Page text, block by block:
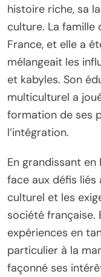
histoire riche, sa
culture. La famille
France, et elle a
mélangeait les
et kabyles. Son
multiculturel a
formation de ses
l’intégration.
En grandissant
face aux défis liés
culturel et les
société française.
expériences en
particulier à la
façonné ses